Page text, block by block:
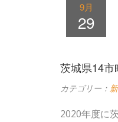
9月
29
茨城県14
カテゴリー：
2020年度に